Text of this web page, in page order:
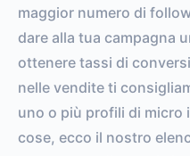
maggior numero di
dare alla tua campagna
ottenere tassi di
nelle vendite ti
uno o più profili di micro
cose, ecco il nostro